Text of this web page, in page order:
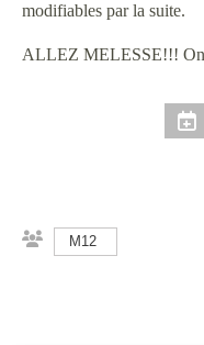
modifiables par la suite.
ALLEZ MELESSE!!! On
M12